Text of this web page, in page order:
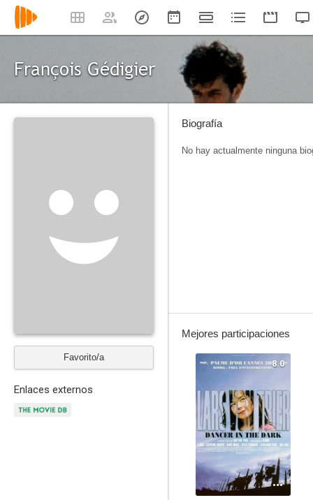
François Gédigier
Favorito/a
Enlaces externos
Biografía
No hay actualmente ninguna
Mejores participaciones
8.0